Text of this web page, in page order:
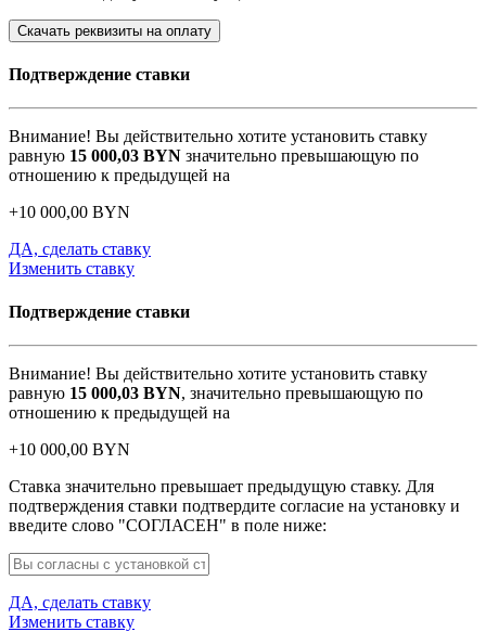
Скачать реквизиты на оплату
Подтверждение ставки
Внимание! Вы действительно хотите установить ставку
равную 15 000,03 BYN значительно превышающую по
отношению к предыдущей на
+10 000,00 BYN
ДА, сделать ставку
Изменить ставку
Подтверждение ставки
Внимание! Вы действительно хотите установить ставку
равную 15 000,03 BYN, значительно превышающую по
отношению к предыдущей на
+10 000,00 BYN
Ставка значительно превышает предыдущую ставку. Для
подтверждения ставки подтвердите согласие на установку и
введите слово "СОГЛАСЕН" в поле ниже:
ДА, сделать ставку
Изменить ставку